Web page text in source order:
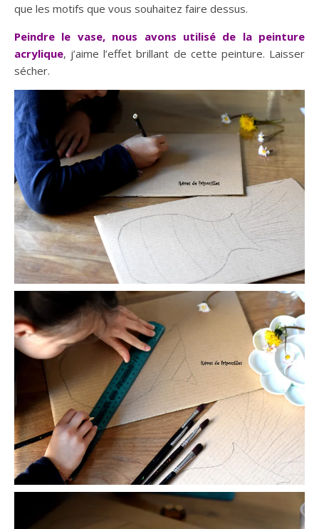
que les motifs que vous souhaitez faire dessus.
Peindre le vase, nous avons utilisé de la peinture
acrylique, j’aime l’effet brillant de cette peinture. Laisser
sécher.